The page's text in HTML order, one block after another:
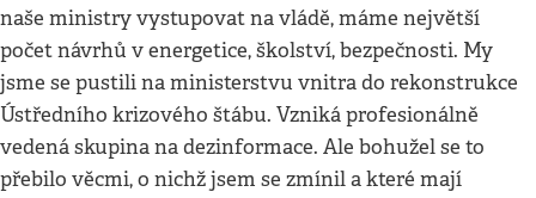
naše ministry vystupovat na vládě, máme největší
počet návrhů v energetice, školství, bezpečnosti. My
jsme se pustili na ministerstvu vnitra do rekonstrukce
Ústředního krizového štábu. Vzniká profesionálně
vedená skupina na dezinformace. Ale bohužel se to
přebilo věcmi, o nichž jsem se zmínil a které mají